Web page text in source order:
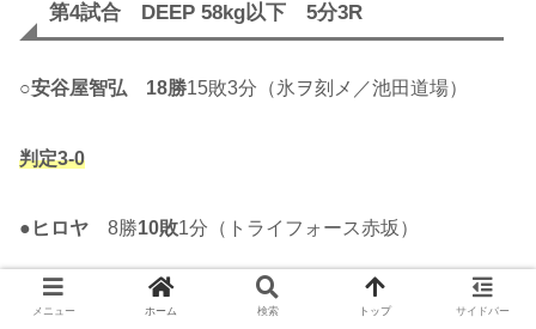
第4試合 DEEP 58kg以下 5分3R
○安谷屋智弘 18勝15敗3分（氷ヲ刻メ／池田道場）
判定3-0
● ヒロヤ 8勝10敗1分（トライフォース赤坂）
第3試合 DEEP フライ級 5分3R
メニュー ホーム 検索 トップ サイドバー